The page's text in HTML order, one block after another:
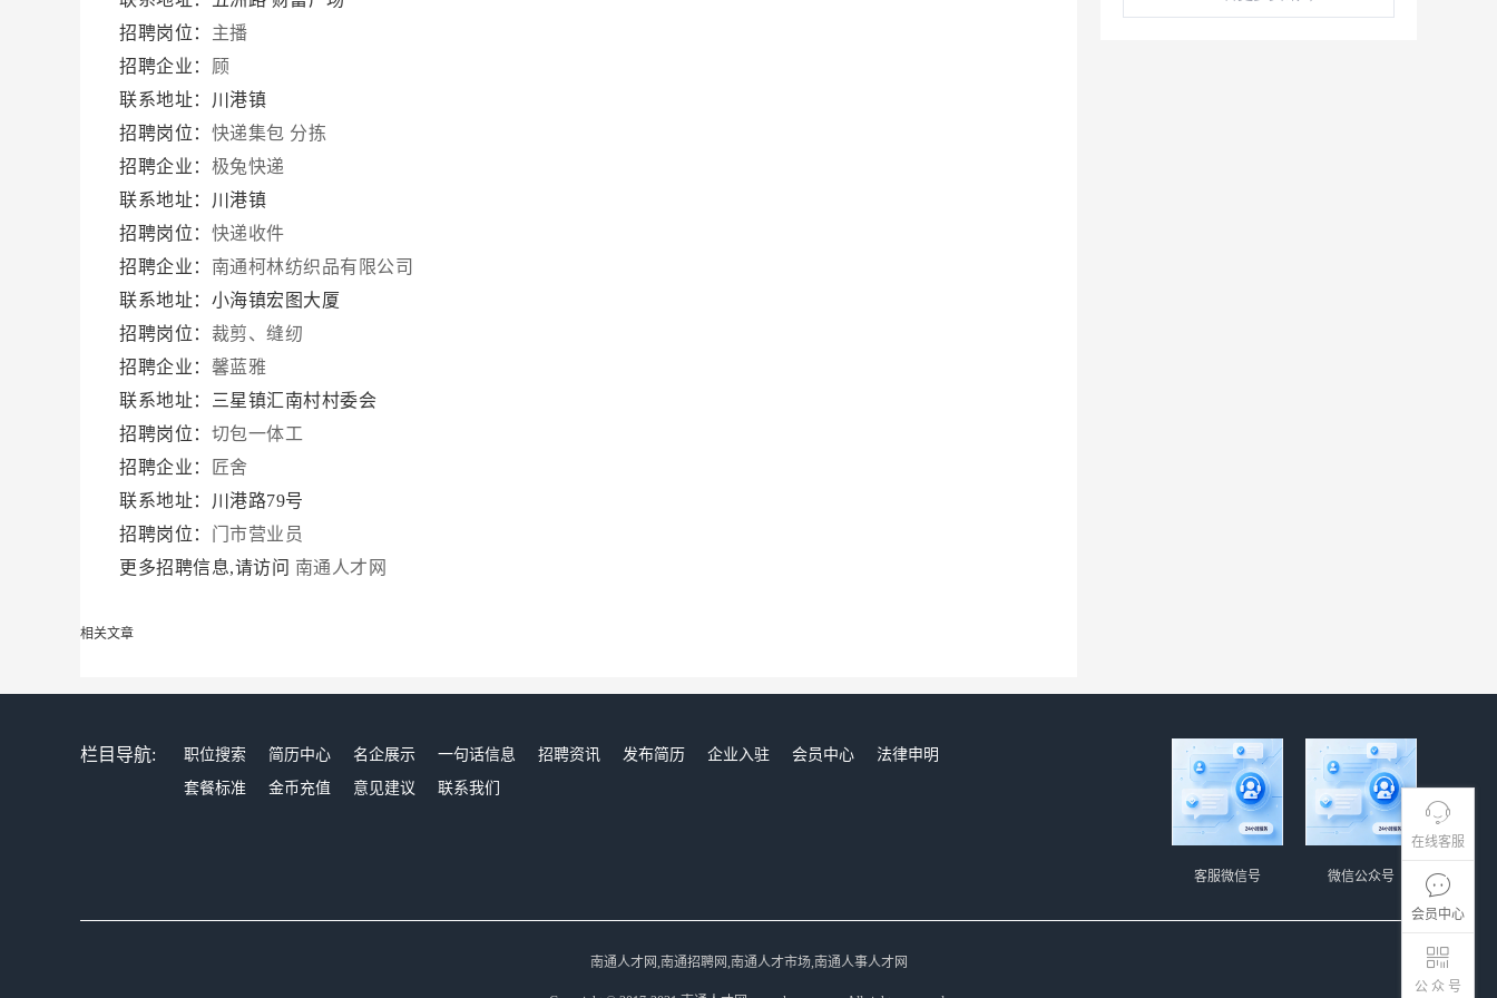
在线客服
会员中心
公 众 号
招聘岗位： 主播
招聘企业： 顾
联系地址：川港镇
招聘岗位： 快递集包 分拣
招聘企业： 极兔快递
联系地址：川港镇
招聘岗位： 快递收件
招聘企业： 南通柯林纺织品有限公司
联系地址：小海镇宏图大厦
招聘岗位： 裁剪、缝纫
招聘企业： 馨蓝雅
联系地址：三星镇汇南村村委会
招聘岗位： 切包一体工
招聘企业：
匠舍
联系地址：川港路79号
招聘岗位： 门市营业员
更多招聘信息,请访问 南通人才网
相关文章
栏目导航: 职位搜索 简历中心 名企展示 一句话信息 招聘资讯 发布简历 企业入驻 会员中心
法律申明
套餐标准
金币充值 意见建议 联系我们
微信公众号
客服微信号
南通人才网,南通招聘网,南通人才市场,南通人事人才网